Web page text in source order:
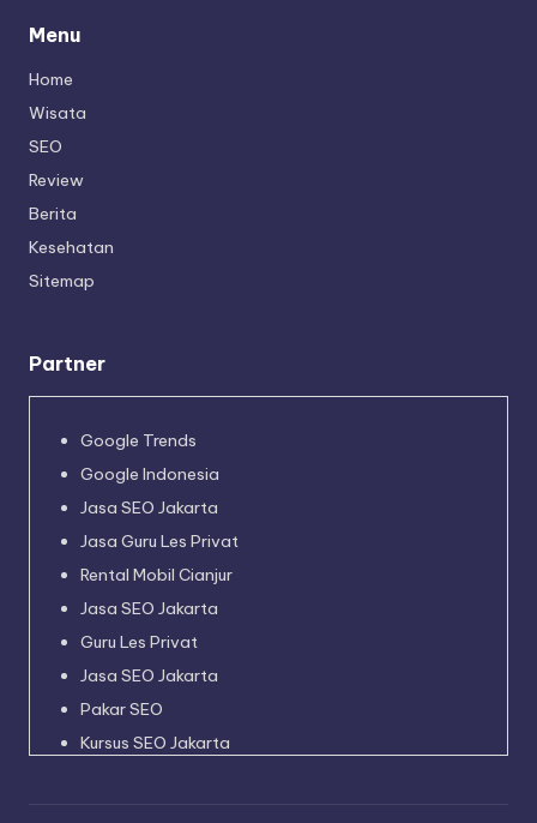
Menu
Home
Wisata
SEO
Review
Berita
Kesehatan
Sitemap
Partner
Google Trends
Google Indonesia
Jasa SEO Jakarta
Jasa Guru Les Privat
Rental Mobil Cianjur
Jasa SEO Jakarta
Guru Les Privat
Jasa SEO Jakarta
Pakar SEO
Kursus SEO Jakarta